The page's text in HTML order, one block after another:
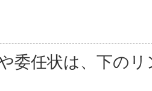
委任状は、下の